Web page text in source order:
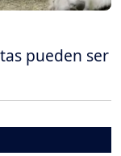
pueden ser